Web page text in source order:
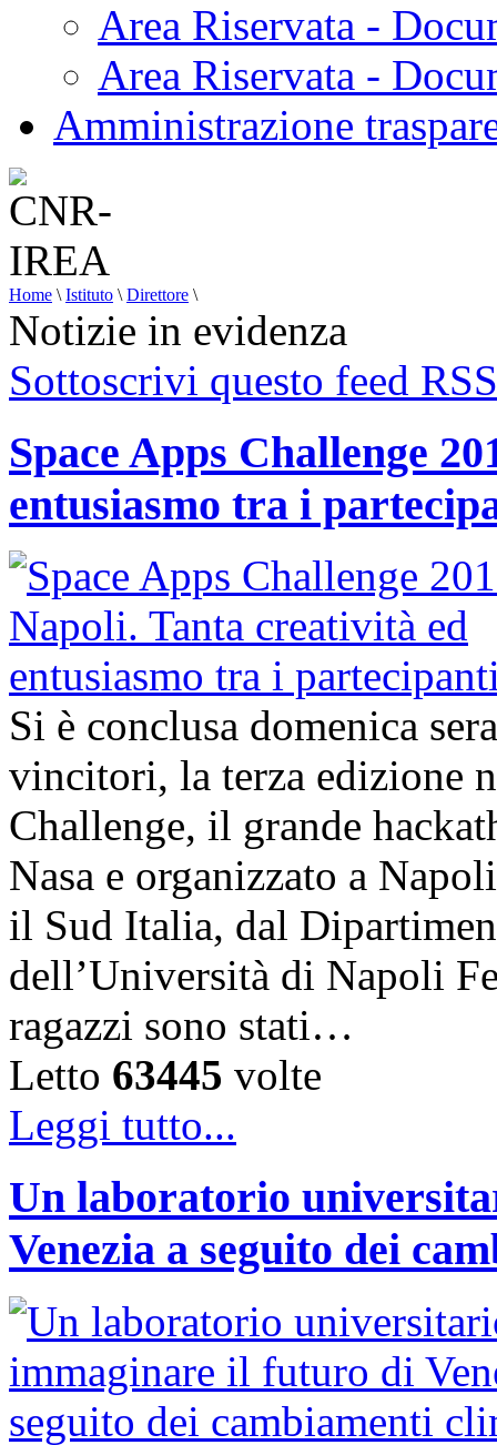
Area Riservata -
Area Riservata -
Amministrazione
Home \ Istituto \ Direttore \
Notizie in evidenza
Sottoscrivi questo feed RSS
Space Apps Challenge
entusiasmo tra i
Si è conclusa domenica
vincitori, la terza edizione
Challenge, il grande
Nasa e organizzato a
il Sud Italia, dal
dell’Università di Napoli
ragazzi sono stati…
Letto 63445 volte
Leggi tutto...
Un laboratorio
Venezia a seguito dei